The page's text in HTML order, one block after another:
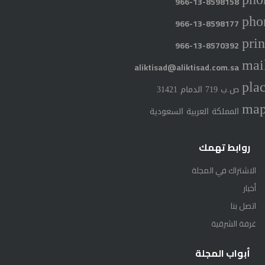
966-13-8598177
966-13-8570392
aliktisad@aliktisad.com.sa
ص.ب 719 الدمام 31421
المملكة العربية السعودية
روابط تهمك
الاشتراك في المجلة
أخبار
اتصل بنا
غرفة الشرقية
أبواب المجلة